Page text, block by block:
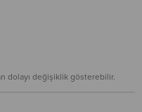
dolayı değişiklik gösterebilir.